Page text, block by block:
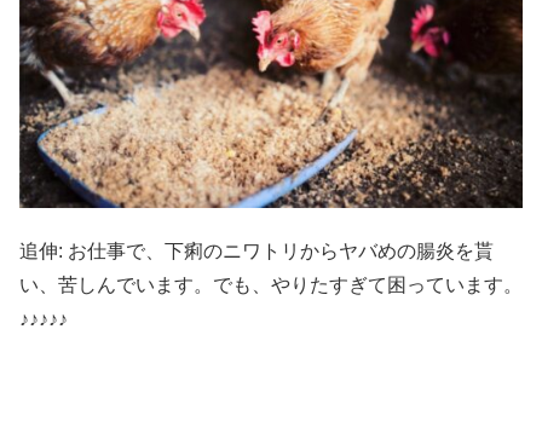
追伸: お仕事で、下痢のニワトリからヤバめの腸炎を貰
い、苦しんでいます。でも、やりたすぎて困っています。
♪♪♪♪♪